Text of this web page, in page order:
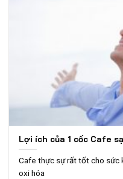
Lợi ích của 1 cốc Cafe
Cafe thực sự rất tốt cho sức
oxi hóa